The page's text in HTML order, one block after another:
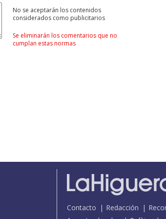
No se aceptarán los contenidos
considerados como publicitarios
Se eliminarán los comentarios que no
cumplan estas normas
Contacto Redacción